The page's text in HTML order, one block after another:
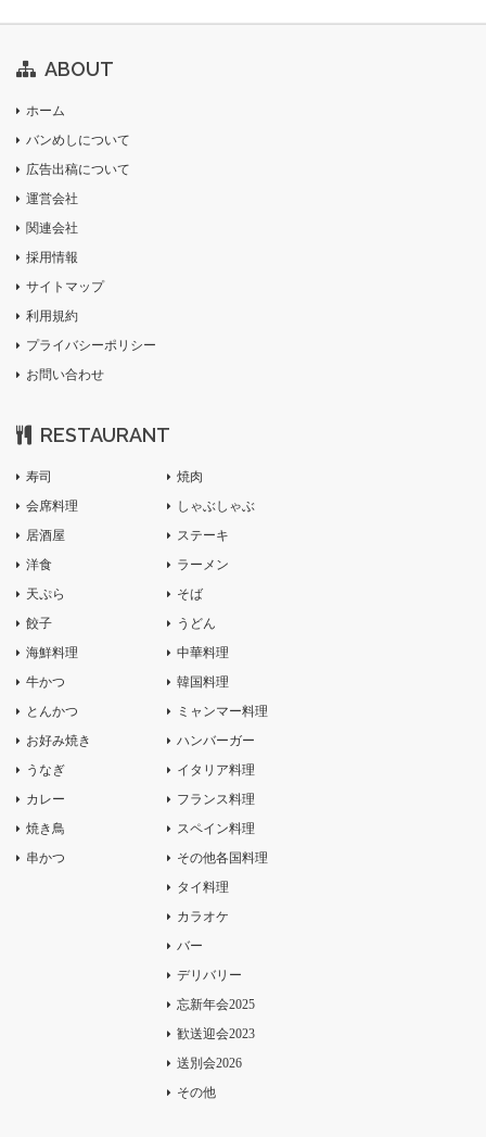
ABOUT
ホーム
バンめしについて
広告出稿について
運営会社
関連会社
採用情報
サイトマップ
利用規約
プライバシーポリシー
お問い合わせ
RESTAURANT
寿司
会席料理
居酒屋
洋食
天ぷら
餃子
海鮮料理
牛かつ
とんかつ
お好み焼き
うなぎ
カレー
焼き鳥
串かつ
焼肉
しゃぶしゃぶ
ステーキ
ラーメン
そば
うどん
中華料理
韓国料理
ミャンマー料理
ハンバーガー
イタリア料理
フランス料理
スペイン料理
その他各国料理
タイ料理
カラオケ
バー
デリバリー
忘新年会2025
歓送迎会2023
送別会2026
その他